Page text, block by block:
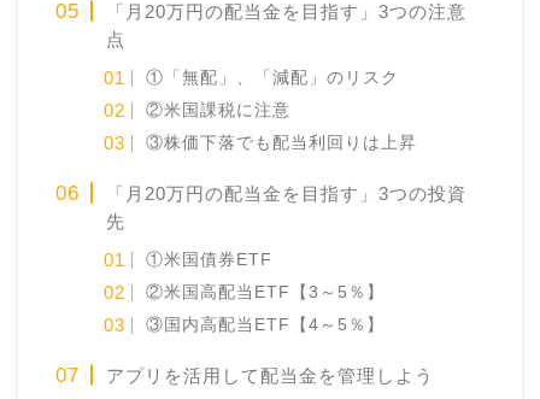
「月20万円の配当金を目指す」3つの注意
点
①「無配」、「減配」のリスク
②米国課税に注意
③株価下落でも配当利回りは上昇
「月20万円の配当金を目指す」3つの投資
先
①米国債券ETF
②米国高配当ETF【3～5％】
③国内高配当ETF【4～5％】
アプリを活用して配当金を管理しよう